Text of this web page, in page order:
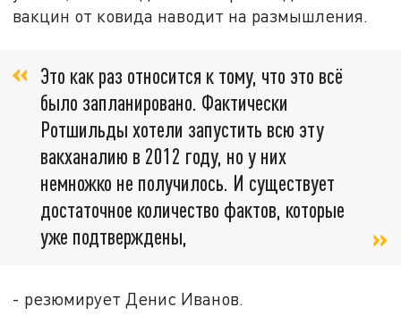
вакцин от ковида наводит на размышления.
Это как раз относится к тому, что это всё
было запланировано. Фактически
Ротшильды хотели запустить всю эту
вакханалию в 2012 году, но у них
немножко не получилось. И существует
достаточное количество фактов, которые
уже подтверждены,
- резюмирует Денис Иванов.